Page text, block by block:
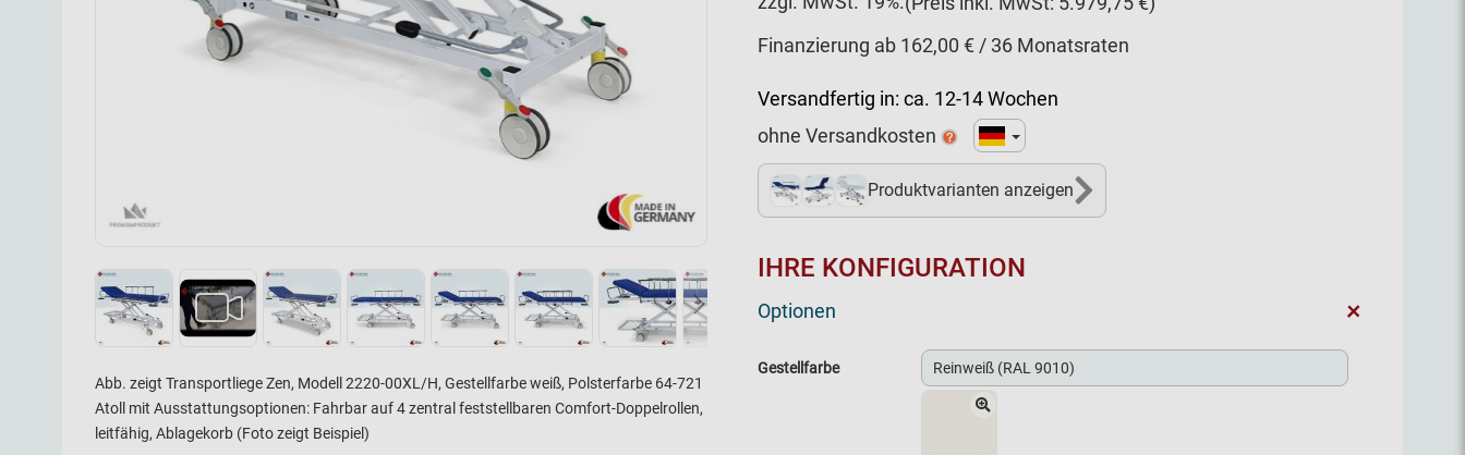
Abb. zeigt Transportliege Zen, Modell 2220-00XL/H, Gestellfarbe weiß, Polsterfarbe 64-721
Atoll mit Ausstattungsoptionen: Fahrbar auf 4 zentral feststellbaren Comfort-Doppelrollen,
leitfähig, Ablagekorb (Foto zeigt Beispiel)
Finanzierung ab 162,00 € / 36 Monatsraten
Versandfertig in: ca. 12-14 Wochen
ohne Versandkosten
Produktvarianten anzeigen
IHRE KONFIGURATION
Optionen +
Gestellfarbe